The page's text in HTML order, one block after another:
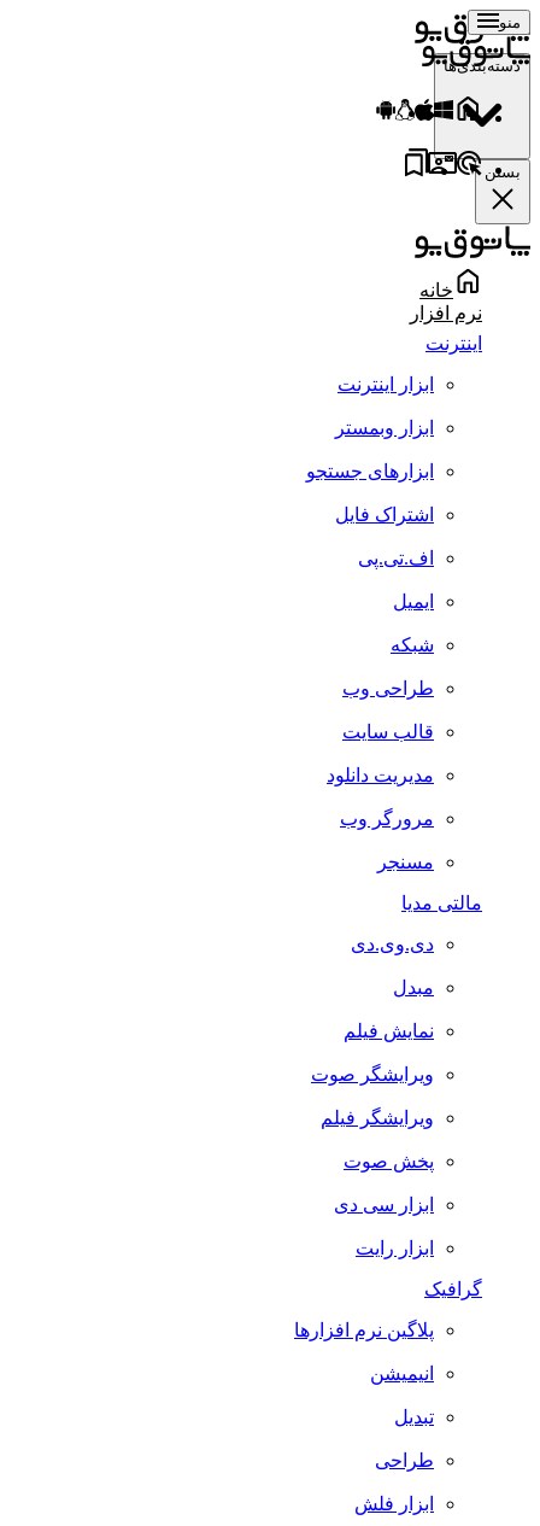
منو
دسته‌بندی‌ها
بستن
خانه
نرم افزار
اینترنت
ابزار اینترنت
ابزار وبمستر
ابزارهای جستجو
اشتراک فایل
اف.تی.پی
ایمیل
شبکه
طراحی وب
قالب سایت
مدیریت دانلود
مرورگر وب
مسنجر
مالتی مدیا
دی.وی.دی
مبدل
نمایش فیلم
ویرایشگر صوت
ویرایشگر فیلم
پخش صوت
ابزار سی دی
ابزار رایت
گرافیک
پلاگین نرم افزارها
انیمیشن
تبدیل
طراحی
ابزار فلش